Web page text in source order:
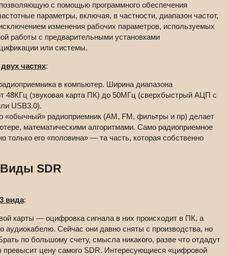
с помощью программного обеспечения
параметры, включая, в частности, диапазон частот,
изменения рабочих параметров, используемых
работы с предварительными установками
или системы.
частях:
в компьютер. Ширина диапазона
48КГц (звуковая карта ПК) до 50МГц (сверхбыстрый АЦП с
USB3.0).
«обычный» радиоприемник (AM, FM, фильтры и пр) делает
математическими алгоритмами. Само радиоприемное
только его «половина» — та часть, которая собственно
Виды SDR
вида:
карты — оцифровка сигнала в них происходит в ПК, а
аудиокабелю. Сейчас они давно сняты с производства, но
по большому счету, смысла никакого, разве что отдадут
цену самого SDR. Интересующиеся «цифровой